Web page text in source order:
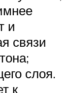
и
связи
слоя.
к